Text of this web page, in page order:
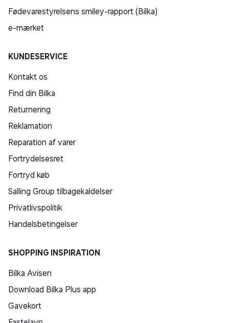
Fødevarestyrelsens smiley-rapport (Bilka)
e-mærket
KUNDESERVICE
Kontakt os
Find din Bilka
Returnering
Reklamation
Reparation af varer
Fortrydelsesret
Fortryd køb
Salling Group tilbagekaldelser
Privatlivspolitik
Handelsbetingelser
SHOPPING INSPIRATION
Bilka Avisen
Download Bilka Plus app
Gavekort